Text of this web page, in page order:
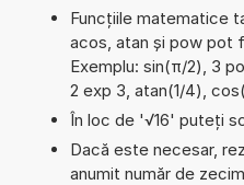
Funcțiile matematice
acos, atan și pow pot
Exemplu: sin(π/2), 3
2 exp 3, atan(1/4),
În loc de '√16' puteți
Dacă este necesar,
anumit număr de